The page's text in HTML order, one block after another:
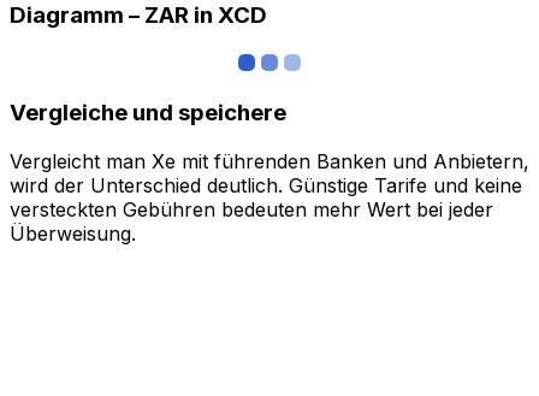
Diagramm – ZAR in XCD
Vergleiche und speichere
Vergleicht man Xe mit führenden Banken und Anbietern,
wird der Unterschied deutlich. Günstige Tarife und keine
versteckten Gebühren bedeuten mehr Wert bei jeder
Überweisung.